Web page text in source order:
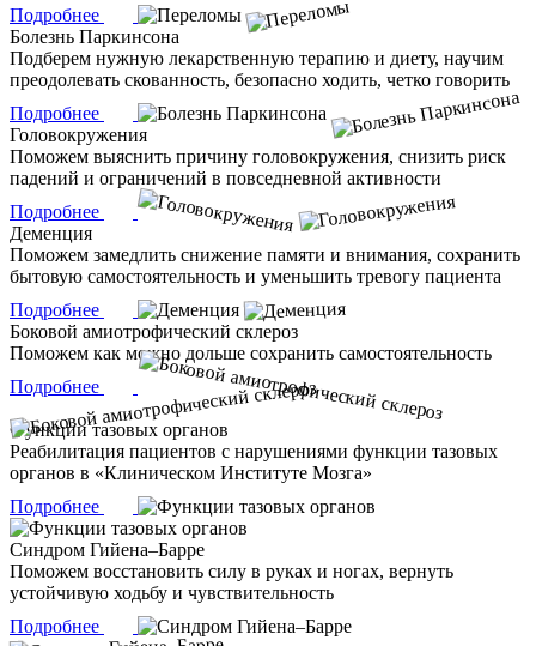
Подробнее
Болезнь Паркинсона
Подберем нужную лекарственную терапию и диету, научим
преодолевать скованность, безопасно ходить, четко говорить
Подробнее
Головокружения
Поможем выяснить причину головокружения, снизить риск
падений и ограничений в повседневной активности
Подробнее
Деменция
Поможем замедлить снижение памяти и внимания, сохранить
бытовую самостоятельность и уменьшить тревогу пациента
Подробнее
Боковой амиотрофический склероз
Поможем как можно дольше сохранить самостоятельность
Подробнее
Функции тазовых органов
Реабилитация пациентов с нарушениями функции тазовых
органов в «Клиническом Институте Мозга»
Подробнее
Синдром Гийена–Барре
Поможем восстановить силу в руках и ногах, вернуть
устойчивую ходьбу и чувствительность
Подробнее